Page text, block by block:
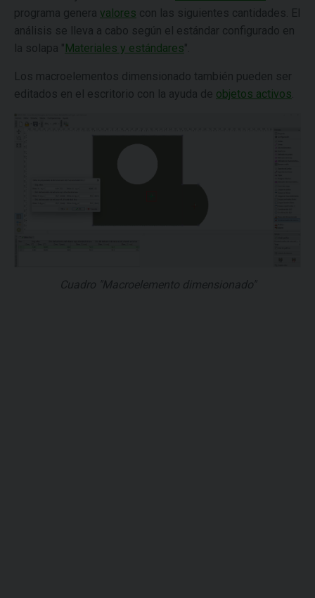
programa genera valores con las siguientes cantidades. El
análisis se lleva a cabo según el estándar configurado en
la solapa "Materiales y estándares".
Los macroelementos dimensionado también pueden ser
editados en el escritorio con la ayuda de objetos activos
Cuadro "Macroelemento dimensionado"